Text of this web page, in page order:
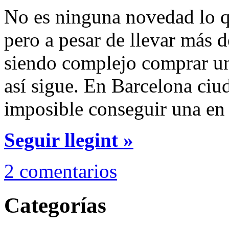
No es ninguna novedad lo
pero a pesar de llevar más
siendo complejo comprar
así sigue. En Barcelona
imposible conseguir una
Seguir llegint »
2 comentarios
Categorías